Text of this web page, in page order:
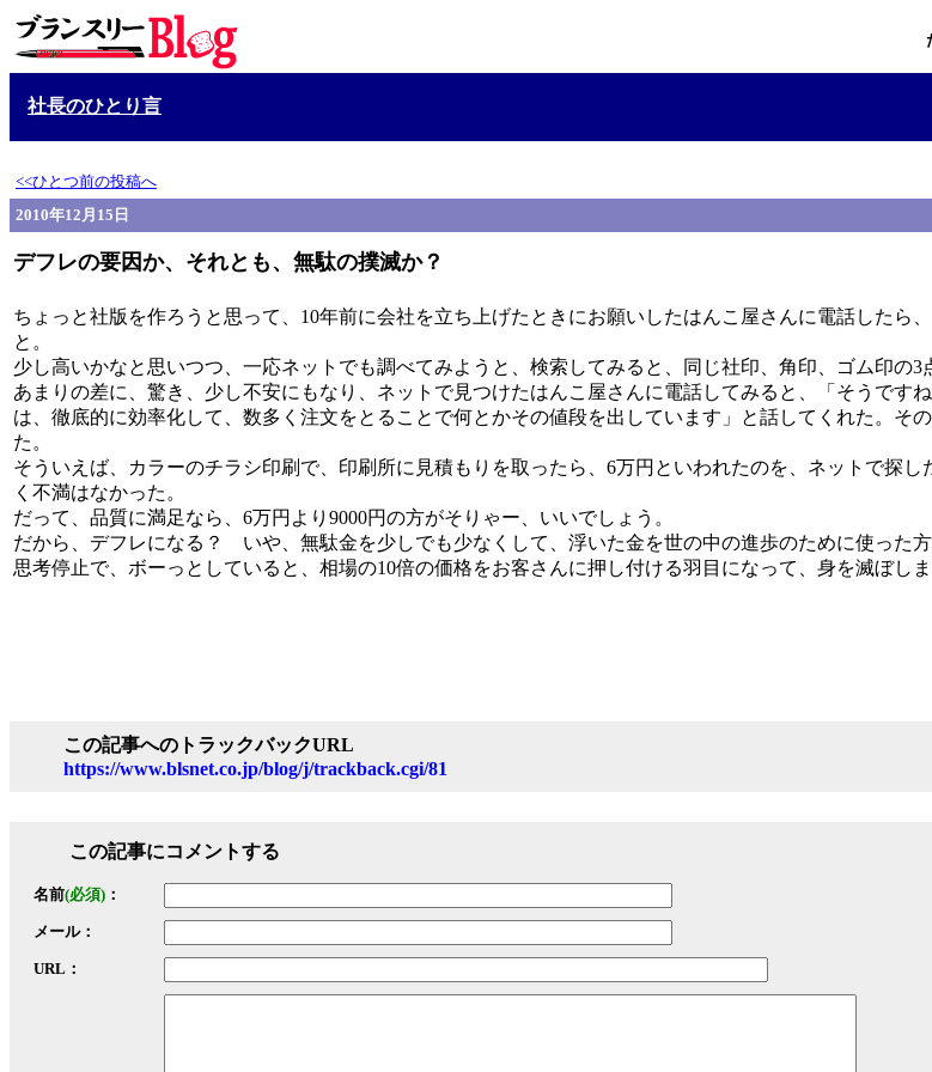
社長のひとり言
<<ひとつ前の投稿へ
2010年12月15日
デフレの要因か、それとも、無駄の撲滅か？
ちょっと社版を作ろうと思って、10年前に会社を立ち上げたときにお願いしたはんこ屋さんに電話したら
と。
少し高いかなと思いつつ、一応ネットでも調べてみようと、検索してみると、同じ社印、角印、ゴム印の3
あまりの差に、驚き、少し不安にもなり、ネットで見つけたはんこ屋さんに電話してみると、「そうで
は、徹底的に効率化して、数多く注文をとることで何とかその値段を出しています」と話してくれた。そ
た。
そういえば、カラーのチラシ印刷で、印刷所に見積もりを取ったら、6万円といわれたのを、ネットで探
く不満はなかった。
だって、品質に満足なら、6万円より9000円の方がそりゃー、いいでしょう。
だから、デフレになる？ いや、無駄金を少しでも少なくして、浮いた金を世の中の進歩のために使った方
思考停止で、ボーっとしていると、相場の10倍の価格をお客さんに押し付ける羽目になって、身を滅ぼし
この記事へのトラックバックURL
https://www.blsnet.co.jp/blog/j/trackback.cgi/81
この記事にコメントする
名前(必須) ：
メール：
URL：